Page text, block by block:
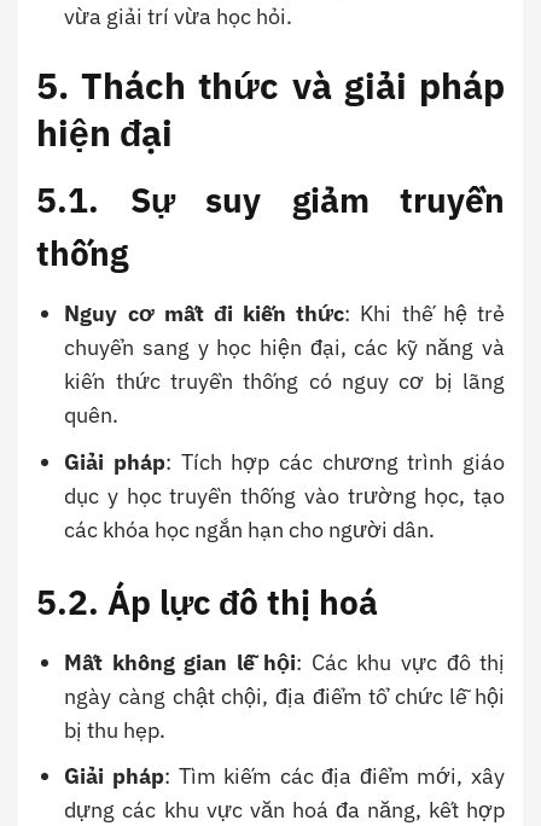
vừa giải trí vừa học hỏi.
5. Thách thức và giải pháp
hiện đại
5.1. Sự suy giảm truyền
thống
Nguy cơ mất đi kiến thức: Khi thế hệ trẻ
chuyển sang y học hiện đại, các kỹ năng và
kiến thức truyền thống có nguy cơ bị lãng
quên.
Giải pháp: Tích hợp các chương trình giáo
dục y học truyền thống vào trường học, tạo
các khóa học ngắn hạn cho người dân.
5.2. Áp lực đô thị hoá
Mất không gian lễ hội: Các khu vực đô thị
ngày càng chật chội, địa điểm tổ chức lễ hội
bị thu hẹp.
Giải pháp: Tìm kiếm các địa điểm mới, xây
dựng các khu vực văn hoá đa năng, kết hợp